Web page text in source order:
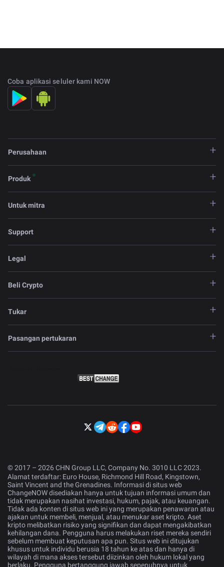
Coba aplikasi seluler kami NOW
Perusahaan
Produk
Untuk mitra
Support
Legal
Beli Crypto
Tukar
Pasangan pertukaran
© 2017 – 2026 CHN Group LLC, Company No. 3010 LLC 2023.
Alamat terdaftar: Euro House, Richmond Hill Road, Kingstown,
Saint Vincent and the Grenadines. Informasi di situs web
ChangeNOW disediakan hanya untuk tujuan informasi umum dan
tidak merupakan nasihat investasi, hukum, pajak, atau keuangan.
Tidak ada konten di situs web ini yang merupakan penawaran atau
ajakan untuk membeli, menjual, atau menukar aset kripto. Aset
kripto melibatkan risiko yang signifikan dan dapat mengakibatkan
kehilangan dana. Pengguna harus melakukan riset mereka sendiri
sebelum membuat keputusan apa pun. Situs web ini ditujukan
khusus untuk individu berusia 18 tahun ke atas dan hanya di
wilayah di mana akses tersebut diizinkan oleh hukum lokal yang
berlaku. Pengguna bertanggung jawab sepenuhnya untuk